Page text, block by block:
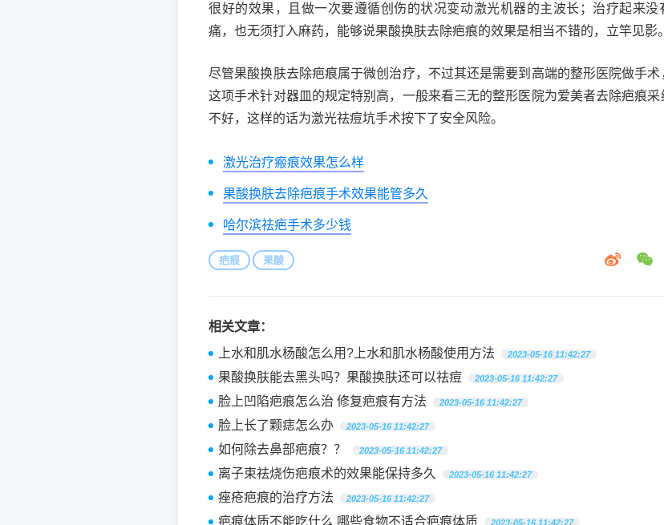
很好的效果，且做一次要遵循创伤的状况变动激光机器的主波长；治疗起来没
痛，也无须打入麻药，能够说果酸换肤去除疤痕的效果是相当不错的，立竿见影。
尽管果酸换肤去除疤痕属于微创治疗，不过其还是需要到高端的整形医院做手术
这项手术针对器皿的规定特别高，一般来看三无的整形医院为爱美者去除疤痕采
不好，这样的话为激光祛痘坑手术按下了安全风险。
激光治疗瘢痕效果怎么样
果酸换肤去除疤痕手术效果能管多久
哈尔滨祛疤手术多少钱
疤痕 果酸
相关文章：
上水和肌水杨酸怎么用?上水和肌水杨酸使用方法
2023-05-16 11:42:27
果酸换肤能去黑头吗？果酸换肤还可以祛痘 2023-05-16 11:42:27
脸上凹陷疤痕怎么治 修复疤痕有方法 2023-05-16 11:42:27
脸上长了颗痣怎么办 2023-05-16 11:42:27
如何除去鼻部疤痕？？ 2023-05-16 11:42:27
离子束祛烧伤疤痕术的效果能保持多久 2023-05-16 11:42:27
痤疮疤痕的治疗方法 2023-05-16 11:42:27
疤痕体质不能吃什么 哪些食物不适合疤痕体质 2023-05-16 11:42:27